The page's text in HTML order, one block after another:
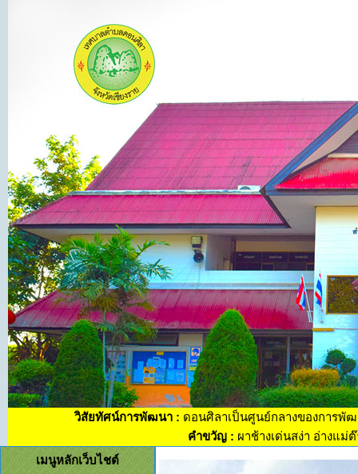
วิสัยทัศน์การพัฒนา : ดอนศิลาเป็นศูนย์กลางของการพั
คำขวัญ : ผาช้างเด่นสง่า อ่างแ
เมนูหลักเว็บไชต์